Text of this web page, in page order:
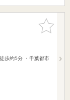
お気に入
りに追加
歩約5分 ・千葉都市